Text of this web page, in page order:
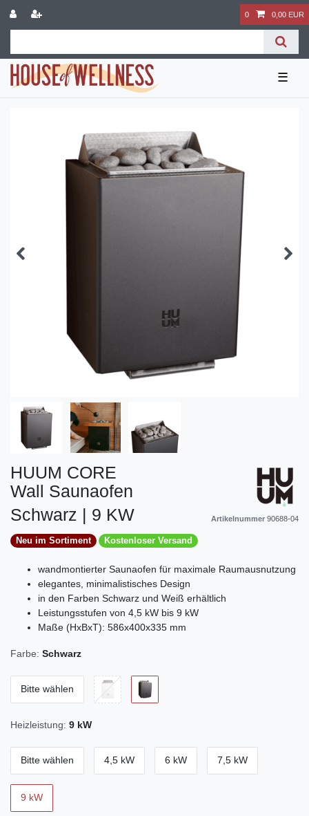
0 0,00 EUR
☰
HUUM CORE
Wall Saunaofen
Schwarz | 9 KW
Artikelnummer 90688-04
Neu im Sortiment Kostenloser Versand
wandmontierter Saunaofen für maximale Raumausnutzung
elegantes, minimalistisches Design
in den Farben Schwarz und Weiß erhältlich
Leistungsstufen von 4,5 kW bis 9 kW
Maße (HxBxT): 586x400x335 mm
Farbe: Schwarz
Bitte wählen
Heizleistung: 9 kW
Bitte wählen 4,5 kW 6 kW 7,5 kW
9 kW